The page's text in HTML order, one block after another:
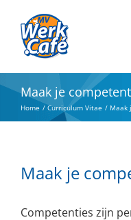
naar
inhoud
Maak je
Home Curriculum Vitae Maak
Maak je
Competenties zijn